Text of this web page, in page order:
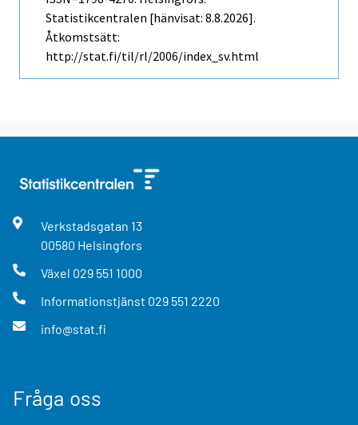
Statistikcentralen [hänvisat: 8.8.2026].
Åtkomstsätt:
http://stat.fi/til/rl/2006/index_sv.html
Verkstadsgatan 13
00580 Helsingfors
Växel 029 551 1000
Informationstjänst 029 551 2220
info@stat.fi
Fråga oss